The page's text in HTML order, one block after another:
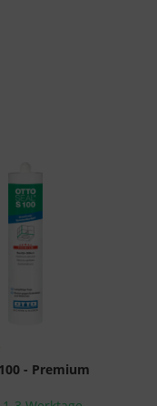
- Premium